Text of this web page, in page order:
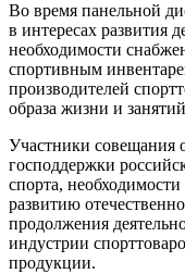
Во время панельной
в интересах развития
необходимости
спортивным
производителей
образа жизни и
Участники совещания
господдержки
спорта,
развитию
продолжения
индустрии
продукции.